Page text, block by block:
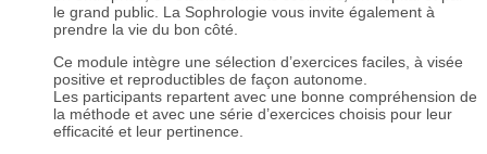
le grand public. La Sophrologie vous invite également à
prendre la vie du bon côté.
Ce module intègre une sélection d’exercices faciles, à visée
positive et reproductibles de façon autonome.
Les participants repartent avec une bonne compréhension de
la méthode et avec une série d’exercices choisis pour leur
efficacité et leur pertinence.